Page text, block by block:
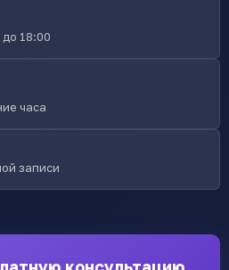
18:00
часа
записи